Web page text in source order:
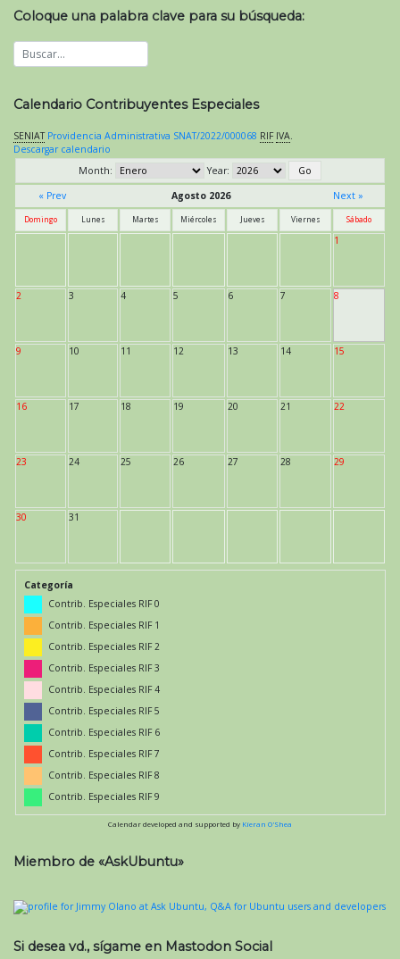
Coloque una palabra clave para su búsqueda:
Calendario Contribuyentes Especiales
SENIAT Providencia Administrativa SNAT/2022/000068 RIF IVA
Descargar calendario
Month:
Year:
« Prev
Agosto 2026 Next »
Domingo Lunes Martes Miércoles Jueves Viernes Sábado
1
2 3 4 5 6 7 8
9 10 11 12 13 14 15
16 17 18 19 20 21 22
23 24 25 26 27 28 29
30 31
Categoría
Contrib. Especiales RIF 0
Contrib. Especiales RIF 1
Contrib. Especiales RIF 2
Contrib. Especiales RIF 3
Contrib. Especiales RIF 4
Contrib. Especiales RIF 5
Contrib. Especiales RIF 6
Contrib. Especiales RIF 7
Contrib. Especiales RIF 8
Contrib. Especiales RIF 9
Calendar developed and supported by Kieran O'Shea
Miembro de «AskUbuntu»
Si desea vd., sígame en Mastodon Social